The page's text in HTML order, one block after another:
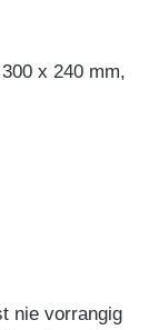
x 240 mm,
nie vorrangig